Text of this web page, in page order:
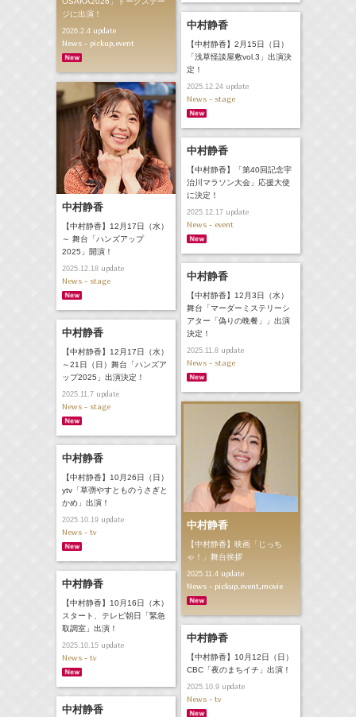
ジに出演！
2026.2.4update
News - pickup,event
中村静香
【中村静香】2月15日（日）
「浅草怪談屋敷vol.3」出演決
定！
2025.12.24update
News - stage
中村静香
【中村静香】12月17日（水）
～ 舞台「ハンズアップ
2025」開演！
2025.12.18update
News - stage
中村静香
【中村静香】「第40回記念宇
治川マラソン大会」応援大使
に決定！
2025.12.17update
News - event
中村静香
【中村静香】12月3日（水）
舞台「マーダーミステリーシ
アター「偽りの晩餐」」出演
決定！
2025.11.8update
News - stage
中村静香
【中村静香】12月17日（水）
～21日（日）舞台「ハンズア
ップ2025」出演決定！
2025.11.7update
News - stage
中村静香
【中村静香】映画「じっち
ゃ！」舞台挨拶
2025.11.4update
News - pickup,event,movie
中村静香
【中村静香】10月26日（日）
ytv「草彅やすとものうさぎと
かめ」出演！
2025.10.19update
News - tv
中村静香
【中村静香】10月16日（木）
スタート、テレビ朝日「緊急
取調室」出演！
2025.10.15update
News - tv
中村静香
【中村静香】10月12日（日）
CBC「夜のまちイチ」出演！
2025.10.9update
News - tv
中村静香